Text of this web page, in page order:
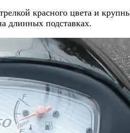
красного цвета и
длинных подставках.